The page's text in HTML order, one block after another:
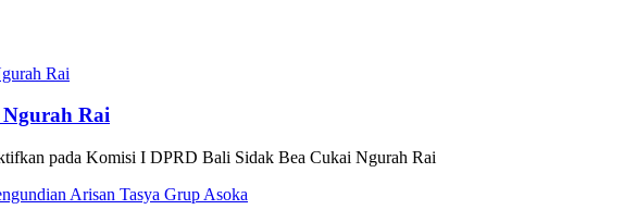
Rai
pada Komisi I DPRD Bali Sidak Bea Cukai Ngurah Rai